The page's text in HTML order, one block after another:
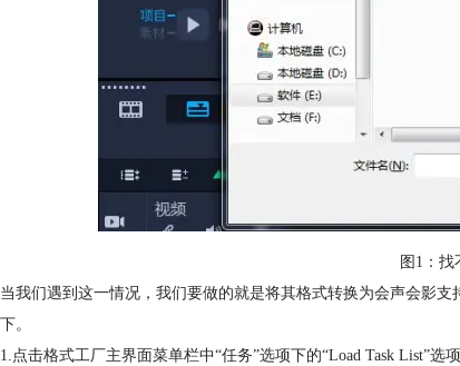
图1：找
当我们遇到这一情况，我们要做的就是将其格式转换为会声会影
下。
1.点击格式工厂主界面菜单栏中“任务”选项下的“Load Task List”选